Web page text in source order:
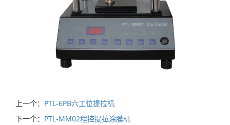
上一个： PTL-6PB六工位提拉机
下一个： PTL-MM02程控提拉涂膜机